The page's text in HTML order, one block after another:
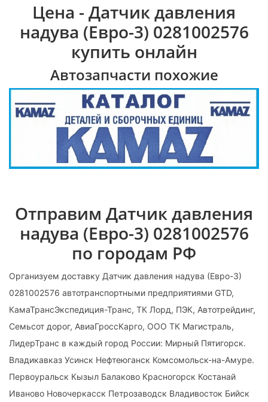
Цена - Датчик давления
надува (Евро-3) 0281002576
купить онлайн
Автозапчасти похожие
Отправим Датчик давления
надува (Евро-3) 0281002576
по городам РФ
Организуем доставку Датчик давления надува (Евро-3)
0281002576 автотранспортными предприятиями GTD,
КамаТрансЭкспедиция-Транс, ТК Лорд, ПЭК, Автотрейдинг,
Семьсот дорог, АвиаГроссКарго, ООО ТК Магистраль,
ЛидерТранс в каждый город России: Мирный Пятигорск.
Владикавказ Усинск Нефтеюганск Комсомольск-на-Амуре.
Первоуральск Кызыл Балаково Красногорск Костанай
Иваново Новочеркасск Петрозаводск Владивосток Бийск